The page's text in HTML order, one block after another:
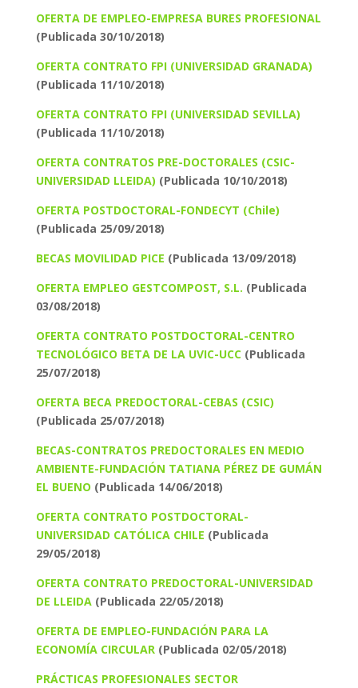
OFERTA DE EMPLEO-EMPRESA BURES PROFESIONAL
(Publicada 30/10/2018)
OFERTA CONTRATO FPI (UNIVERSIDAD GRANADA)
(Publicada 11/10/2018)
OFERTA CONTRATO FPI (UNIVERSIDAD SEVILLA)
(Publicada 11/10/2018)
OFERTA CONTRATOS PRE-DOCTORALES (CSIC-
UNIVERSIDAD LLEIDA) (Publicada 10/10/2018)
OFERTA POSTDOCTORAL-FONDECYT (Chile)
(Publicada 25/09/2018)
BECAS MOVILIDAD PICE (Publicada 13/09/2018)
OFERTA EMPLEO GESTCOMPOST, S.L. (Publicada
03/08/2018)
OFERTA CONTRATO POSTDOCTORAL-CENTRO
TECNOLÓGICO BETA DE LA UVIC-UCC(Publicada
25/07/2018)
OFERTA BECA PREDOCTORAL-CEBAS (CSIC)
(Publicada 25/07/2018)
BECAS-CONTRATOS PREDOCTORALES EN MEDIO
AMBIENTE-FUNDACIÓN TATIANA PÉREZ DE GUMÁN
EL BUENO (Publicada 14/06/2018)
OFERTA CONTRATO POSTDOCTORAL-
UNIVERSIDAD CATÓLICA CHILE (Publicada
29/05/2018)
OFERTA CONTRATO PREDOCTORAL-UNIVERSIDAD
DE LLEIDA(Publicada 22/05/2018)
OFERTA DE EMPLEO-FUNDACIÓN PARA LA
ECONOMÍA CIRCULAR(Publicada 02/05/2018)
PRÁCTICAS PROFESIONALES SECTOR